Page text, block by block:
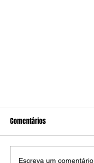
Comentários
Escreva um comentário